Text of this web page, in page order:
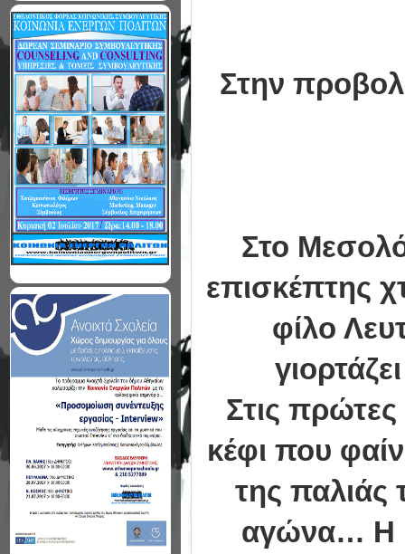
Στην
Στο
επισκέπτης
φίλο
Στις
κέφι που
της παλιάς
αγώνα… Η